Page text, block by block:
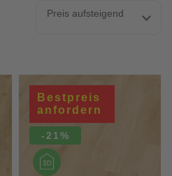
Preis aufsteigend
Bestpreis
anfordern
-21%